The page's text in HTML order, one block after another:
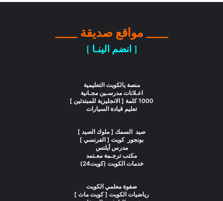
____ مواقع صديقة ____
[ انضم الينـا ]
منصة يالكويت التعليمية
اعـلانات مدرسـين مجـانية
1000 كلمة [ الانجليزية للمبتدئين ]
تعليم قيادة السيارات
صيد السمك [ ملوك الصيد ]
بونجور كويت [ الفرنسي ]
مدرس أيلتس
مكتب ترجـمة معـتمد
خدمات الكويت (كويت24)
صفوة معلمي الكويت
رياضيات الكويت [ كويت ماث ]